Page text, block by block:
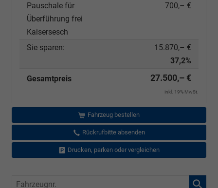
Pauschale für
Überführung frei
Kaisersesch
700,– €
Sie sparen:
15.870,– €
37,2%
Gesamtpreis
27.500,– €
inkl. 19% MwSt.
Fahrzeug bestellen
Rückrufbitte absenden
Drucken, parken oder vergleichen
Fahrzeugnr.